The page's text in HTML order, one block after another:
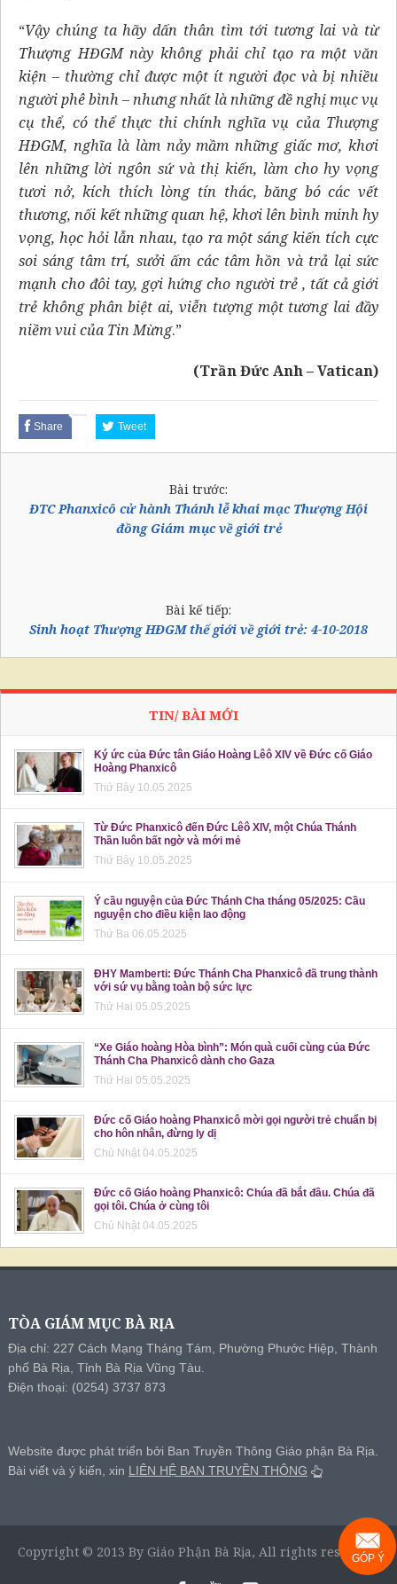
“Vậy chúng ta hãy dấn thân tìm tới tương lai và từ
Thượng HĐGM này không phải chỉ tạo ra một văn
kiện – thường chỉ được một ít người đọc và bị nhiều
người phê bình – nhưng nhất là những đề nghị mục vụ
cụ thể, có thể thực thi chính nghĩa vụ của Thượng
HĐGM, nghĩa là làm nảy mầm những giấc mơ, khơi
lên những lời ngôn sứ và thị kiến, làm cho hy vọng
tươi nở, kích thích lòng tín thác, băng bó các vết
thương, nối kết những quan hệ, khơi lên bình minh hy
vọng, học hỏi lẫn nhau, tạo ra một sáng kiến tích cực
soi sáng tâm trí, sưởi ấm các tâm hồn và trả lại sức
mạnh cho đôi tay, gợi hứng cho người trẻ , tất cả giới
trẻ không phân biệt ai, viễn tượng một tương lai đầy
niềm vui của Tin Mừng.”
(Trần Đức Anh – Vatican)
Share Tweet
Bài trước:
ĐTC Phanxicô cử hành Thánh lễ khai mạc Thượng Hội
đồng Giám mục về giới trẻ
Bài kế tiếp:
Sinh hoạt Thượng HĐGM thế giới về giới trẻ: 4-10-2018
TIN/ BÀI MỚI
Ký ức của Đức tân Giáo Hoàng Lêô XIV về Đức cố Giáo
Hoàng Phanxicô
Thứ Bảy 10.05.2025
Từ Đức Phanxicô đến Đức Lêô XIV, một Chúa Thánh
Thần luôn bất ngờ và mới mẻ
Thứ Bảy 10.05.2025
Ý cầu nguyện của Đức Thánh Cha tháng 05/2025: Cầu
nguyện cho điều kiện lao động
Thứ Ba 06.05.2025
ĐHY Mamberti: Đức Thánh Cha Phanxicô đã trung thành
với sứ vụ bằng toàn bộ sức lực
Thứ Hai 05.05.2025
“Xe Giáo hoàng Hòa bình”: Món quà cuối cùng của Đức
Thánh Cha Phanxicô dành cho Gaza
Thứ Hai 05.05.2025
Đức cố Giáo hoàng Phanxicô mời gọi người trẻ chuẩn bị
cho hôn nhân, đừng ly dị
Chủ Nhật 04.05.2025
Đức cố Giáo hoàng Phanxicô: Chúa đã bắt đầu. Chúa đã
gọi tôi. Chúa ở cùng tôi
Chủ Nhật 04.05.2025
TÒA GIÁM MỤC BÀ RỊA
Địa chỉ: 227 Cách Mạng Tháng Tám, Phường Phước Hiệp, Thành
phố Bà Rịa, Tỉnh Bà Rịa Vũng Tàu.
Điện thoại: (0254) 3737 873
Website được phát triển bởi Ban Truyền Thông Giáo phận Bà Rịa.
Bài viết và ý kiến, xin LIÊN HỆ BAN TRUYỀN THÔNG
Copyright © 2013 By Giáo Phận Bà Rịa, All rights reserved.
GÓP Ý